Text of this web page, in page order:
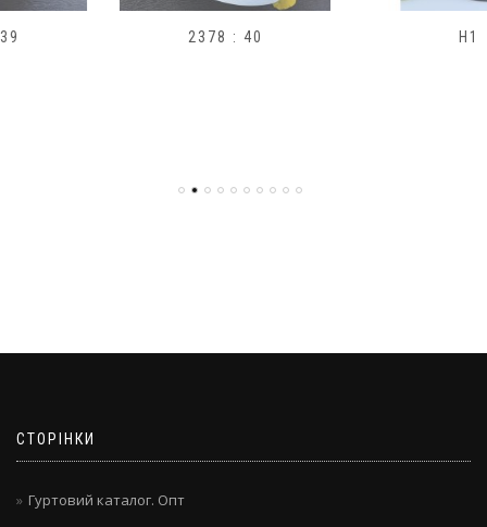
СТОРІНКИ
Гуртовий каталог. Опт